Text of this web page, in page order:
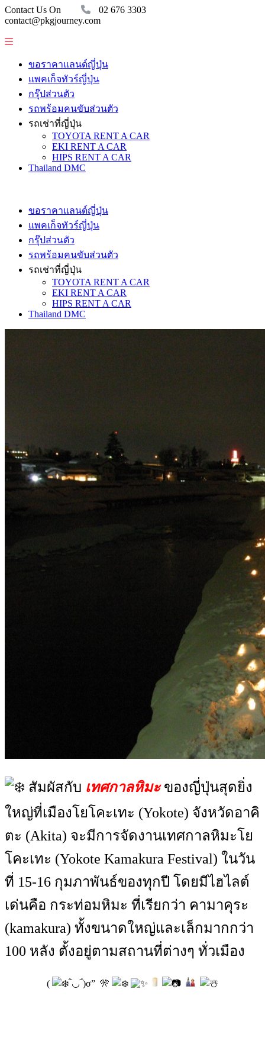
Contact Us On
02 676 3303
contact@pkgjourney.com
ขอราคาแลนด์ญี่ปุ่น
แพคเก็จทัวร์ญี่ปุ่น
กรุ๊ปส่วนตัว
รถพร้อมคนขับส่วนตัว
รถเช่าที่ญี่ปุ่น
TOYOTA RENT A CAR
EKI RENT A CAR
HIPS RENT A CAR
Thailand DMC
ขอราคาแลนด์ญี่ปุ่น
แพคเก็จทัวร์ญี่ปุ่น
กรุ๊ปส่วนตัว
รถพร้อมคนขับส่วนตัว
รถเช่าที่ญี่ปุ่น
TOYOTA RENT A CAR
EKI RENT A CAR
HIPS RENT A CAR
Thailand DMC
สัมผัสกับ เทศกาลหิมะของญี่ปุ่นสุดยิ่ง
ใหญ่ที่เมืองโยโคะเทะ (Yokote) จังหวัดอาคิ
ตะ (Akita) จะมีการจัดงานเทศกาลหิมะโย
โคะเทะ (Yokote Kamakura Festival) ในวัน
ที่ 15-16 กุมภาพันธ์ของทุกปี โดยมีไฮไลต์
เด่นคือ กระท่อมหิมะ ที่เรียกว่า คามาคุระ
(kamakura) ทั้งขนาดใหญ่และเล็กมากกว่า
100 หลัง ตั้งอยู่ตามสถานที่ต่างๆ ทั่วเมือง
( ‾̀◡‾́)σ” 🎌